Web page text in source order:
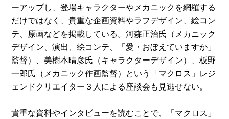
ーアップし、登場キャラクターやメカニックを網羅する
だけではなく、貴重な企画資料やラフデザイン、絵コン
テ、原画などを掲載している。河森正治氏（メカニック
デザイン、演出、絵コンテ、「愛・おぼえていますか」
監督）、美樹本晴彦氏（キャラクターデザイン）、板野
一郎氏（メカニック作画監督）という「マクロス」レジ
ェンドクリエイター３人による座談会も見逃せない。
貴重な資料やインタビューを読むことで、「マクロス」